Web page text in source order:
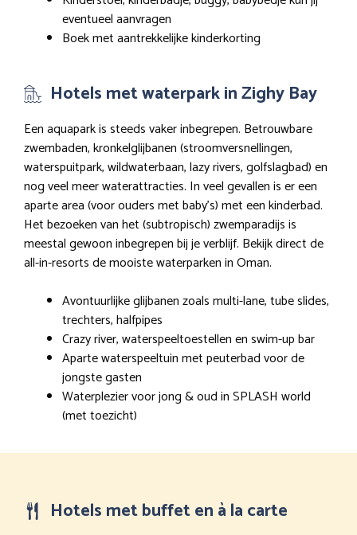
eventueel aanvragen
Boek met aantrekkelijke kinderkorting
Hotels met waterpark in Zighy Bay
Een aquapark is steeds vaker inbegrepen. Betrouwbare
zwembaden, kronkelglijbanen (stroomversnellingen,
waterspuitpark, wildwaterbaan, lazy rivers, golfslagbad) en
nog veel meer waterattracties. In veel gevallen is er een
aparte area (voor ouders met baby’s) met een kinderbad.
Het bezoeken van het (subtropisch) zwemparadijs is
meestal gewoon inbegrepen bij je verblijf. Bekijk direct de
all-in-resorts de mooiste waterparken in Oman.
Avontuurlijke glijbanen zoals multi-lane, tube slides,
trechters, halfpipes
Crazy river, waterspeeltoestellen en swim-up bar
Aparte waterspeeltuin met peuterbad voor de
jongste gasten
Waterplezier voor jong & oud in SPLASH world
(met toezicht)
Hotels met buffet en à la carte